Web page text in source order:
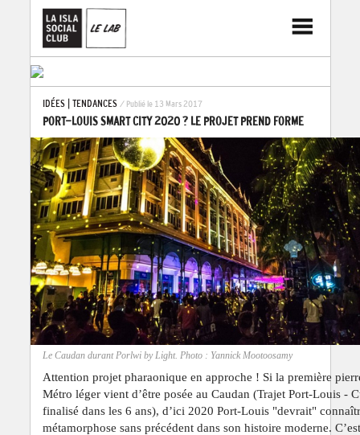
IDÉES| TENDANCES / Publié le 13 Mars 2017
PORT-LOUIS SMART CITY 2020 ? LE PROJET PREND FORME
Le Caudan durant Porlwi by Light. Photo : Yannick Mootoosamy
Attention projet pharaonique en approche ! Si la première
Métro léger vient d’être posée au Caudan (Trajet Port-Louis -
finalisé dans les 6 ans), d’ici 2020 Port-Louis "devrait"
métamorphose sans précédent dans son histoire moderne.